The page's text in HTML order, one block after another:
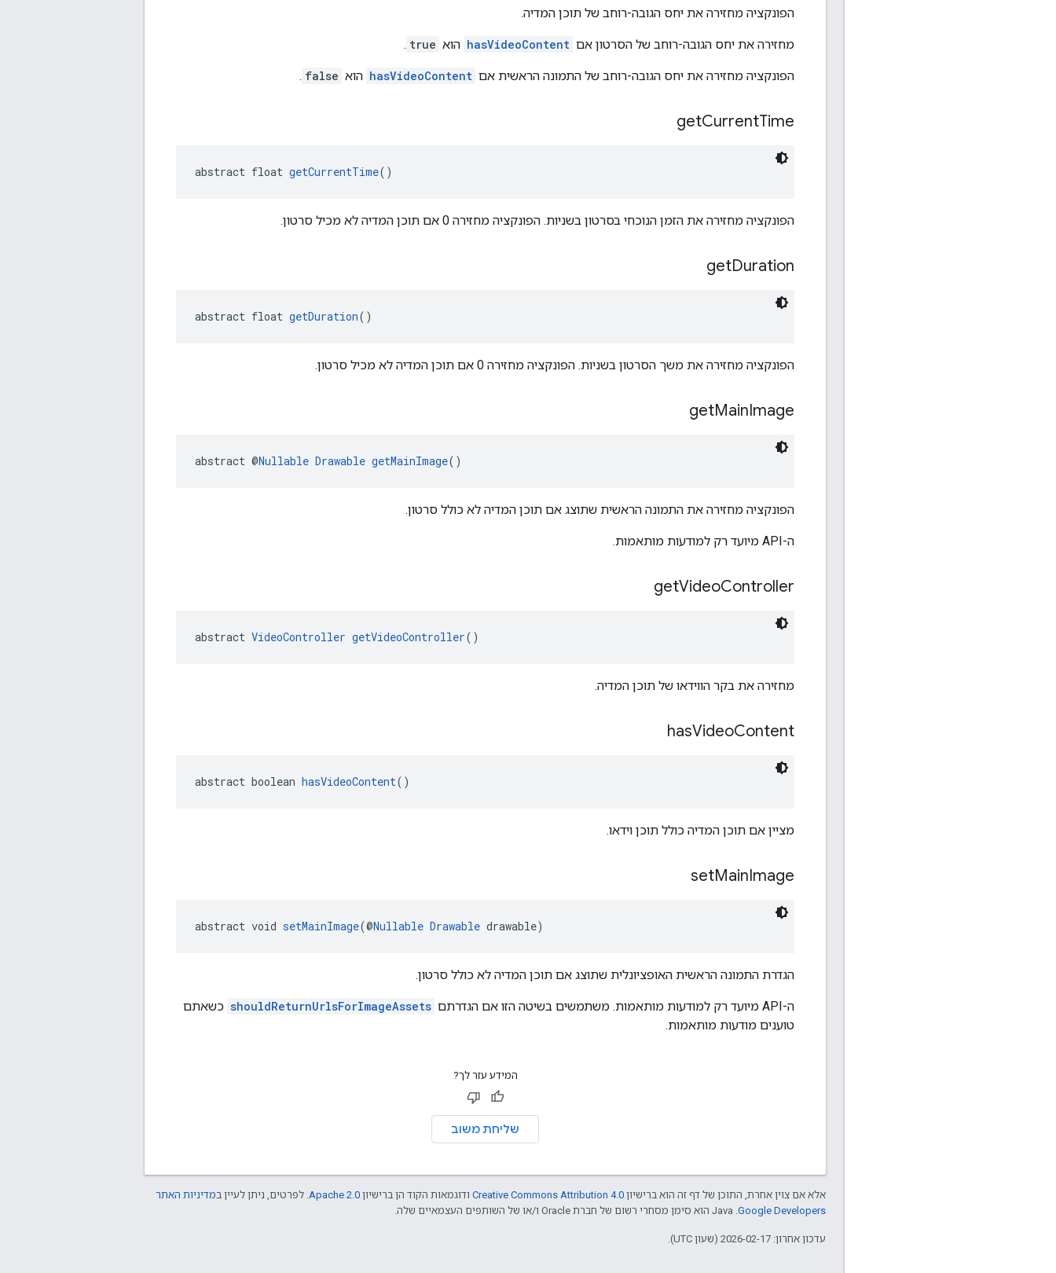
הפונקציה מחזירה את יחס הגובה-רוחב של תוכן המדיה.
מחזירה את יחס הגובה-רוחב של הסרטון אם hasVideoContent הוא true
.
הפונקציה מחזירה את יחס הגובה-רוחב של התמונה הראשית אם hasVideoContent הוא false
.
getCurrentTime
abstract float getCurrentTime()
הפונקציה מחזירה את הזמן הנוכחי בסרטון בשניות. הפונקציה מחזירה 0 אם תוכן המדיה לא מכיל סרטון.
getDuration
abstract float getDuration()
הפונקציה מחזירה את משך הסרטון בשניות. הפונקציה מחזירה 0 אם תוכן המדיה לא מכיל סרטון.
getMainImage
abstract @Nullable Drawable getMainImage()
הפונקציה מחזירה את התמונה הראשית שתוצג אם תוכן המדיה לא כולל סרטון.
ה-API מיועד רק למודעות מותאמות.
getVideoController
abstract VideoController getVideoController()
מחזירה את בקר הווידאו של תוכן המדיה.
hasVideoContent
abstract boolean hasVideoContent()
מציין אם תוכן המדיה כולל תוכן וידאו.
setMainImage
abstract void setMainImage(@Nullable Drawable drawable)
הגדרת התמונה הראשית האופציונלית שתוצג אם תוכן המדיה לא כולל סרטון.
ה-API מיועד רק למודעות מותאמות. משתמשים בשיטה הזו אם הגדרתם shouldReturnUrlsForImageAssets כשאתם
טוענים מודעות מותאמות.
המידע עזר לך?
שליחת משוב
אלא אם צוין אחרת, התוכן של דף זה הוא ברישיון Creative Commons Attribution 4.0 ודוגמאות הקוד הן ברישיון Apache 2.0 . לפרטים, ניתן לעיין במדיניות האתר
Google Developers‏
עדכון אחרון: 2026-02-17 (שעון UTC).